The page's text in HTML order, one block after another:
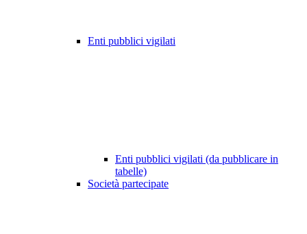
Enti pubblici vigilati
Enti pubblici vigilati (da pubblicare in
tabelle)
Società partecipate